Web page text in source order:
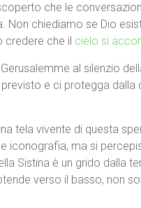
che le
Non chiediamo se Dio
credere che il cielo si
al silenzio
e ci protegga dalla
tela vivente di questa
iconografia, ma si
Sistina è un grido dalla
verso il basso, non